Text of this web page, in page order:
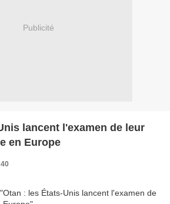
Publicité
lancent l'examen de leur
en Europe